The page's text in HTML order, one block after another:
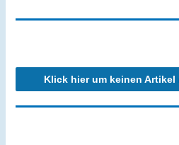
Klick hier um keinen Artikel